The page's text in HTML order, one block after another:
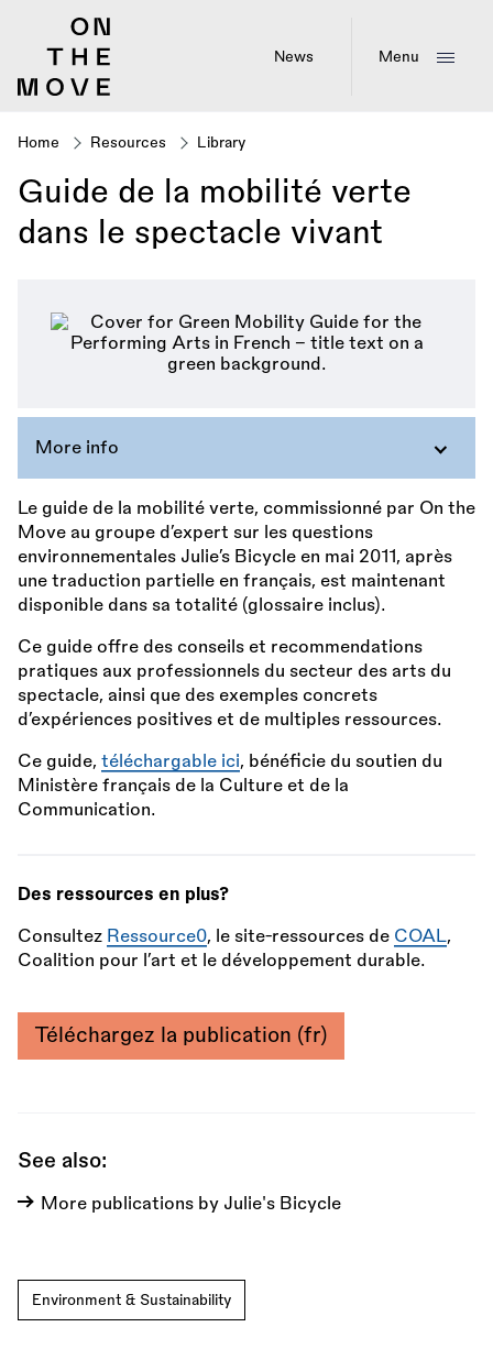
News Menu
Breadcrumb
Home Resources Library
Guide de la mobilité verte
dans le spectacle vivant
More info
Le guide de la mobilité verte, commissionné par On the
Move au groupe d’expert sur les questions
environnementales Julie’s Bicycle en mai 2011, après
une traduction partielle en français, est maintenant
disponible dans sa totalité (glossaire inclus).
Ce guide offre des conseils et recommendations
pratiques aux professionnels du secteur des arts du
spectacle, ainsi que des exemples concrets
d’expériences positives et de multiples ressources.
Ce guide, téléchargable ici, bénéficie du soutien du
Ministère français de la Culture et de la
Communication.
Des ressources en plus?
Consultez Ressource0, le site-ressources de COAL,
Coalition pour l’art et le développement durable.
Téléchargez la publication (fr)
See also:
More publications by Julie's Bicycle
Environment & Sustainability